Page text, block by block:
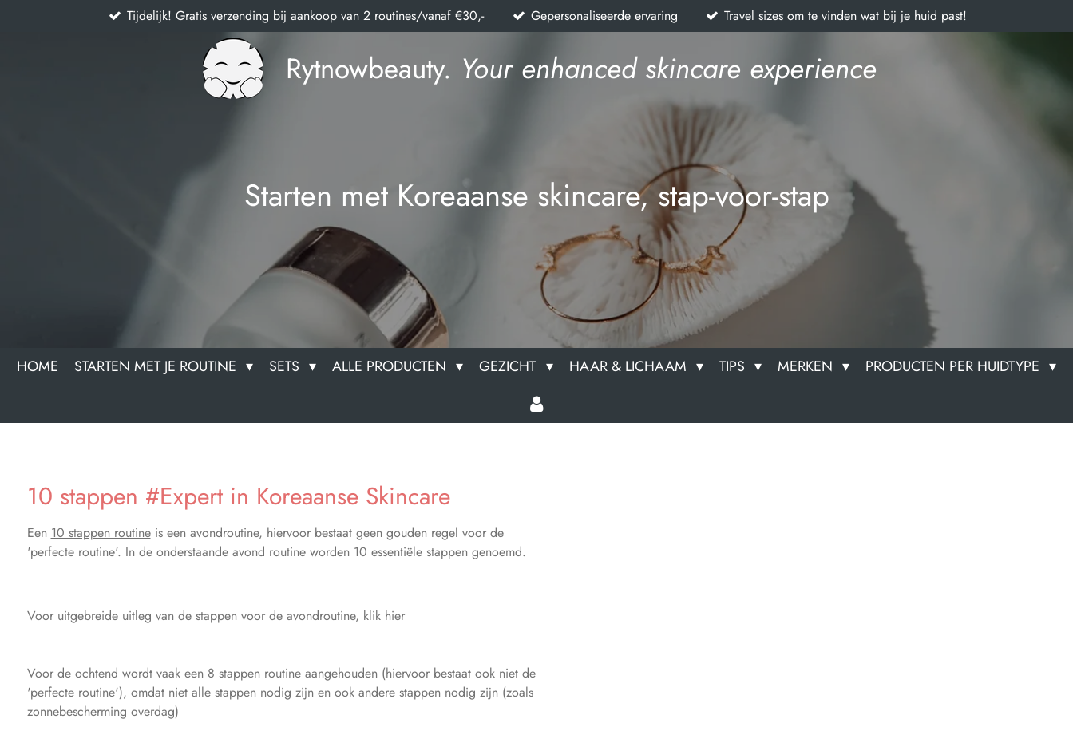
Tijdelijk! Gratis verzending bij aankoop van 2 routines/vanaf €30,- Gepersonaliseerde ervaring Travel sizes om te vinden wat bij je huid past!
Rytnowbeauty. Your enhanced skincare experience
Starten met Koreaanse skincare, stap-voor-stap
HOME STARTEN MET JE ROUTINE SETS ALLE PRODUCTEN GEZICHT HAAR & LICHAAM TIPS MERKEN PRODUCTEN PER HUIDTYPE
10 stappen #Expert in Koreaanse Skincare
Een 10 stappen routineis een avondroutine, hiervoor bestaat geen gouden regel voor de
'perfecte routine'. In de onderstaande avond routine worden 10 essentiële stappen genoemd.
Voor uitgebreide uitleg van de stappen voor de avondroutine, klik hier
Voor de ochtend wordt vaak een 8 stappen routineaangehouden (hiervoor bestaat ook niet de
'perfecte routine'), omdat niet alle stappen nodig zijn en ook andere stappen nodig zijn (zoals
zonnebescherming overdag)